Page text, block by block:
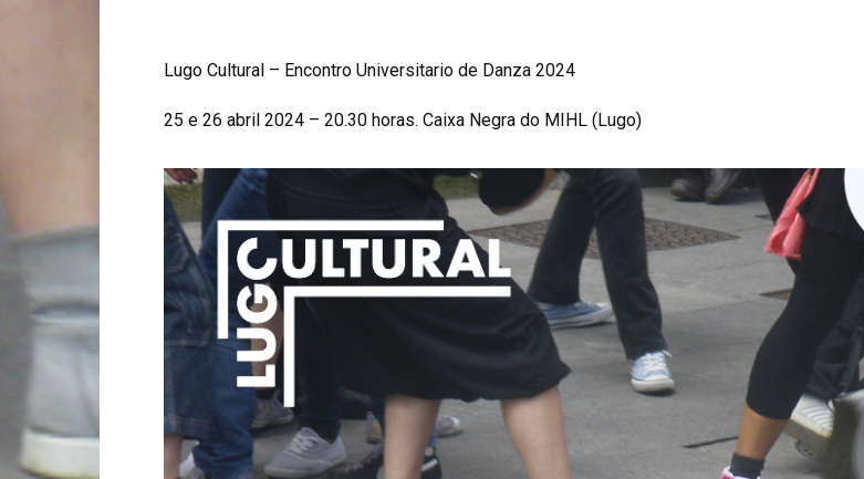
Lugo Cultural – Encontro Universitario de Danza 2024
25 e 26 abril 2024 – 20.30 horas. Caixa Negra do MIHL (Lugo)